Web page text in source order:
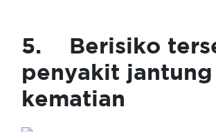
5. Berisiko
penyakit jantung
kematian